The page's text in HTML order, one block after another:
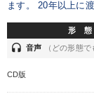
※「更新」を押すと「テ
ondemand_video 経営音声・
全国経営者セミナ
ます。 20年以上に
形 態
headset 音声 （どの形態
CD版